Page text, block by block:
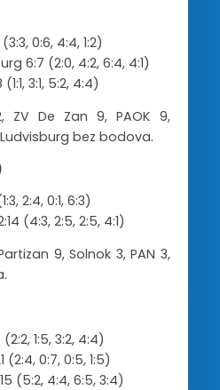
0:6, 4:4, 1:2)
6:7 (2:0, 4:2, 6:4, 4:1)
3:1, 5:2, 4:4)
ZV De Zan 9, PAOK 9,
bez bodova.
2:4, 0:1, 6:3)
(4:3, 2:5, 2:5, 4:1)
9, Solnok 3, PAN 3,
1:5, 3:2, 4:4)
(2:4, 0:7, 0:5, 1:5)
(5:2, 4:4, 6:5, 3:4)